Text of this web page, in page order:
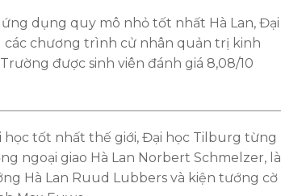
dụng quy mô nhỏ tốt nhất Hà Lan, Đại
các chương trình cử nhân quản trị kinh
được sinh viên đánh giá 8,08/10
tốt nhất thế giới, Đại học Tilburg từng
ngoại giao Hà Lan Norbert Schmelzer, là
Hà Lan Ruud Lubbers và kiện tướng cờ